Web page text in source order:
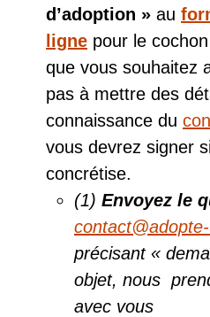
d’adoption » au
ligne pour le
que vous souhaitez
pas à mettre des
connaissance du
vous devrez signer
concrétise.
(1) Envoyez le
précisant «
objet, nous
avec vous